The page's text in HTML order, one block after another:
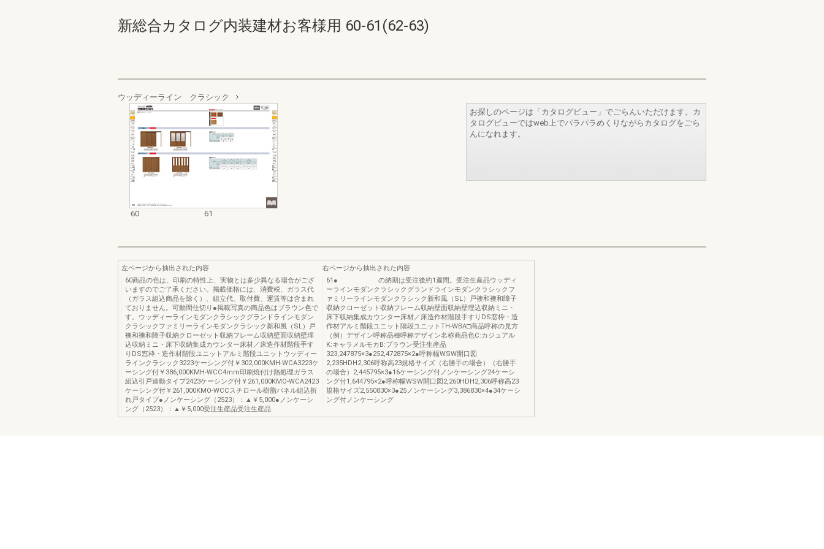
新総合カタログ内装建材お客様用 60-61(62-63)
ウッディーライン クラシック
60 61
お探しのページは「カタログビュー」でごらんいただけます。カ
タログビューではweb上でパラパラめくりながらカタログをごら
んになれます。
左ページから抽出された内容
60商品の色は、印刷の特性上、実物とは多少異なる場合がござ
いますのでご了承ください。掲載価格には、消費税、ガラス代
（ガラス組込商品を除く）、組立代、取付費、運賃等は含まれ
ておりません。可動間仕切り●掲載写真の商品色はブラウン色で
す。ウッディーラインモダンクラシックグランドラインモダン
クラシックファミリーラインモダンクラシック新和風（SL）戸
襖和襖和障子収納クローゼット収納フレーム収納壁面収納壁埋
込収納ミニ・床下収納集成カウンター床材／床造作材階段手す
りDS窓枠・造作材階段ユニットアルミ階段ユニットウッディー
ラインクラシック3223ケーシング付￥302,000KMH-WCA3223ケ
ーシング付￥386,000KMH-WCC4mm印刷焼付け熱処理ガラス
組込引戸連動タイプ2423ケーシング付￥261,000KMO-WCA2423
ケーシング付￥261,000KMO-WCCスチロール樹脂パネル組込折
れ戸タイプ●ノンケーシング（2523）：▲￥5,000●ノンケーシ
ング（2523）：▲￥5,000受注生産品受注生産品
右ページから抽出された内容
61● の納期は受注後約1週間。受注生産品ウッディ
ーラインモダンクラシックグランドラインモダンクラシックフ
ァミリーラインモダンクラシック新和風（SL）戸襖和襖和障子
収納クローゼット収納フレーム収納壁面収納壁埋込収納ミニ・
床下収納集成カウンター床材／床造作材階段手すりDS窓枠・造
作材アルミ階段ユニット階段ユニットTH-WBA□商品呼称の見方
（例）デザイン呼称品種呼称デザイン名称商品色C:カジュアル
K:キャラメルモカB:ブラウン受注生産品
323,247875×3●252,472875×2●呼称幅WSW開口図
2,235HDH2,306呼称高23規格サイズ（右勝手の場合）（右勝手
の場合）2,445795×3●16ケーシング付ノンケーシング24ケーシ
ング付1,644795×2●呼称幅WSW開口図2,260HDH2,306呼称高23
規格サイズ2,550830×3●25ノンケーシング3,386830×4●34ケーシ
ング付ノンケーシング